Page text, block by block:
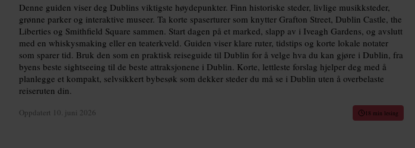
Denne guiden viser deg Dublins viktigste høydepunkter. Finn historiske steder, livlige musikksteder,
grønne parker og interaktive museer. Ta korte spaserturer som knytter Grafton Street, Dublin Castle, the
Liberties og Smithfield Square sammen. Start dagen på et marked, slapp av i Iveagh Gardens, og avslutt
med en whiskysmaking eller en teaterkveld. Guiden viser klare ruter, tidstips og korte lokale notater
som sparer tid. Bruk den som en praktisk reiseguide til Dublin for å velge hva du kan gjøre i Dublin, fra
byens beste sightseeing til de beste attraksjonene i Dublin. Korte, lettleste forslag hjelper deg med å
planlegge et kompakt, selvsikkert bybesøk som dekker steder du må se i Dublin uten å overbelaste
reiseruten din.
Oppdatert 10. juni 2026 18 min lesing